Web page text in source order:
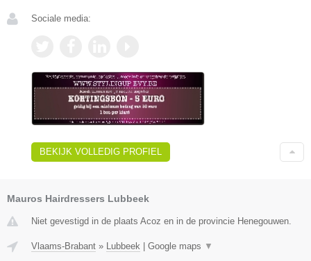
Sociale media:
BEKIJK VOLLEDIG PROFIEL
Mauros Hairdressers Lubbeek
Niet gevestigd in de plaats Acoz en in de provincie Henegouwen.
Vlaams-Brabant » Lubbeek Google maps ▼